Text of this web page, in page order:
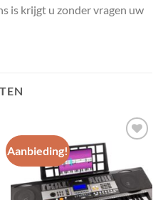
is krijgt u zonder vragen uw
Aanbieding!
Toevoegen
aan
wenslijst